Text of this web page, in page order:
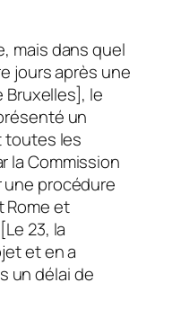
mais dans quel
jours après une
Bruxelles], le
un
toutes les
la Commission
une procédure
Rome et
23, la
et en a
un délai de